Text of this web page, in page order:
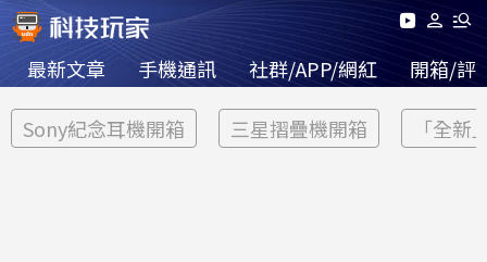
最新文章 手機通訊 社群/APP/網紅 開箱/評
Sony紀念耳機開箱 三星摺疊機開箱 「全新